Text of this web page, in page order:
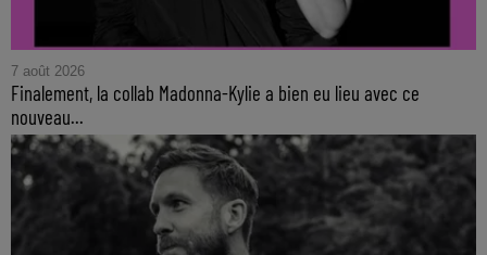
7 août 2026
Finalement, la collab Madonna-Kylie a bien eu lieu avec ce
nouveau...